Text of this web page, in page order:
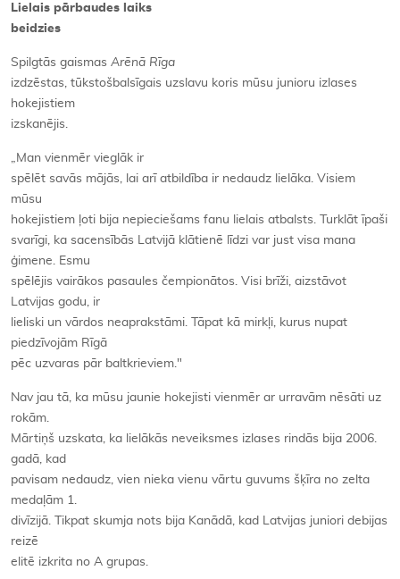
Lielais pārbaudes laiks
beidzies
Spilgtās gaismas Arēnā Rīga
izdzēstas, tūkstošbalsīgais uzslavu koris mūsu junioru izlases
hokejistiem
izskanējis.
„Man vienmēr vieglāk ir
spēlēt savās mājās, lai arī atbildība ir nedaudz lielāka. Visiem
mūsu
hokejistiem ļoti bija nepieciešams fanu lielais atbalsts. Turklāt īpaši
svarīgi, ka sacensībās Latvijā klātienē līdzi var just visa mana
ģimene. Esmu
spēlējis vairākos pasaules čempionātos. Visi brīži, aizstāvot
Latvijas godu, ir
lieliski un vārdos neaprakstāmi. Tāpat kā mirkļi, kurus nupat
piedzīvojām Rīgā
pēc uzvaras pār baltkrieviem."
Nav jau tā, ka mūsu jaunie hokejisti vienmēr ar urravām nēsāti uz
rokām.
Mārtiņš uzskata, ka lielākās neveiksmes izlases rindās bija 2006.
gadā, kad
pavisam nedaudz, vien nieka vienu vārtu guvums šķīra no zelta
medaļām 1.
divīzijā. Tikpat skumja nots bija Kanādā, kad Latvijas juniori debijas
reizē
elitē izkrita no A grupas.